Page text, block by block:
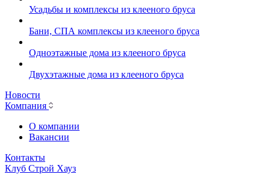
Усадьбы и комплексы из клееного бруса
Бани, СПА комплексы из клееного бруса
Одноэтажные дома из клееного бруса
Двухэтажные дома из клееного бруса
Новости
Компания
О компании
Вакансии
Контакты
Клуб Строй Хауз